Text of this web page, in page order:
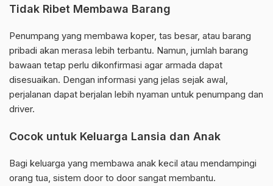
Tidak Ribet Membawa Barang
Penumpang yang membawa koper, tas besar, atau barang
pribadi akan merasa lebih terbantu. Namun, jumlah barang
bawaan tetap perlu dikonfirmasi agar armada dapat
disesuaikan. Dengan informasi yang jelas sejak awal,
perjalanan dapat berjalan lebih nyaman untuk penumpang dan
driver.
Cocok untuk Keluarga Lansia dan Anak
Bagi keluarga yang membawa anak kecil atau mendampingi
orang tua, sistem door to door sangat membantu.